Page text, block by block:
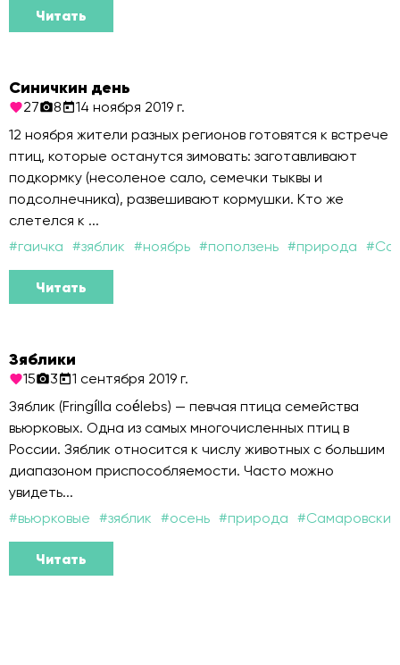
Читать
Синичкин день
27 8
14 ноября 2019 г.
12 ноября жители разных регионов готовятся к встрече
птиц, которые останутся зимовать: заготавливают
подкормку (несоленое сало, семечки тыквы и
подсолнечника), развешивают кормушки. Кто же
слетелся к ...
#гаичка #зяблик #ноябрь #поползень #природа #
Читать
Зяблики
15 3
1 сентября 2019 г.
Зяблик (Fringílla coélebs) — певчая птица семейства
вьюрковых. Одна из самых многочисленных птиц в
России. Зяблик относится к числу животных с большим
диапазоном приспособляемости. Часто можно
увидеть...
#вьюрковые #зяблик #осень #природа #Самаровский
Читать